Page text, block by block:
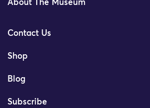
About The Museum
Contact Us
Shop
Blog
Subscribe